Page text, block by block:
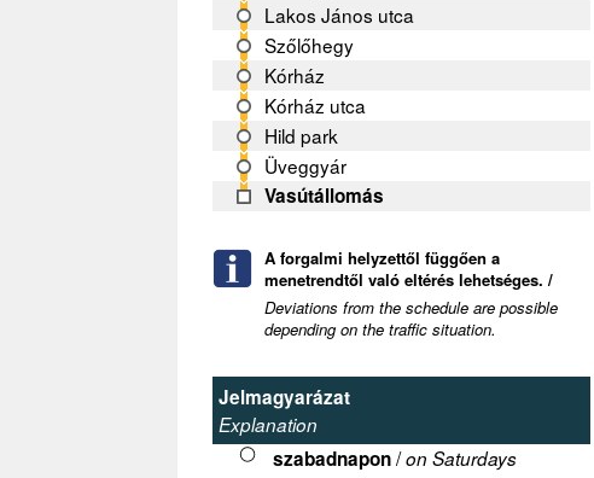
Lakos János utca
Szőlőhegy
Kórház
Kórház utca
Hild park
Üveggyár
Vasútállomás
A forgalmi helyzettől függően a
menetrendtől való eltérés lehetséges. /
Deviations from the schedule are possible
depending on the traffic situation.
Jelmagyarázat
Explanation
szabadnapon/on Saturdays